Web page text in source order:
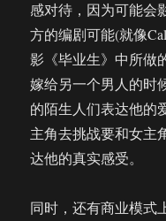
感对待，因为可能会
方的编剧可能(就像
影《毕业生》中所做
嫁给另一个男人的时
的陌生人们表达他的
主角去挑战要和女主
达他的真实感受。
同时，还有商业模式